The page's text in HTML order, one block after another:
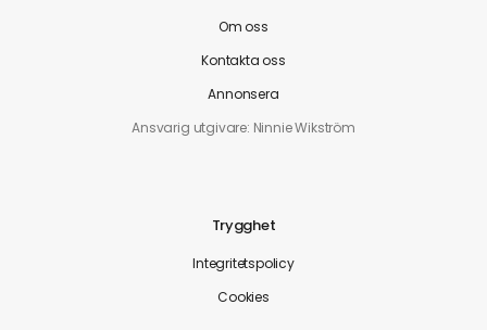
Om oss
Kontakta oss
Annonsera
Ansvarig utgivare: Ninnie Wikström
Trygghet
Integritetspolicy
Cookies